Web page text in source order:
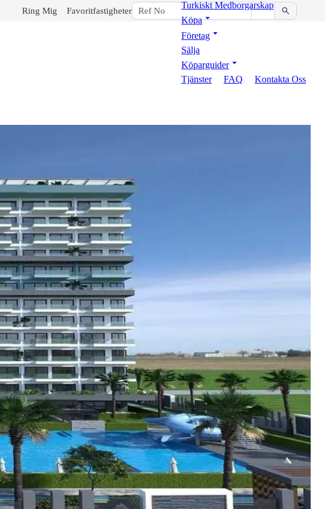
Ring Mig Favoritfastigheter
Turkiskt Medborgarskap
Köpa
Företag
Sälja
Köparguider
Tjänster
FAQ Kontakta Oss